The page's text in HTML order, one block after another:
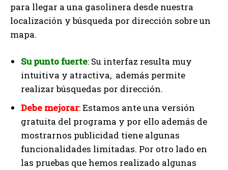
para llegar a una gasolinera desde nuestra
localización y búsqueda por dirección sobre un
mapa.
Su punto fuerte: Su interfaz resulta muy
intuitiva y atractiva, además permite
realizar búsquedas por dirección.
Debe mejorar: Estamos ante una versión
gratuita del programa y por ello además de
mostrarnos publicidad tiene algunas
funcionalidades limitadas. Por otro lado en
las pruebas que hemos realizado algunas